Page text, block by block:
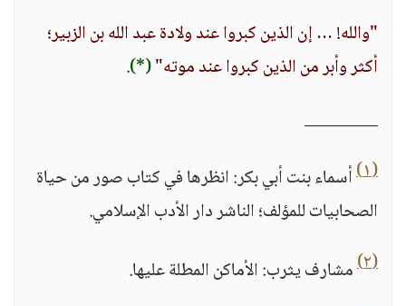
"والله! … إن الذين كبروا عند ولادة عبد الله بن الزبير؛
أكثر وأبر من الذين كبروا عند موته"(*)
.
_________
(١)
أسماء بنت أبي بكر: انظرها في كتاب صور من حياة
الصحابيات للمؤلف؛ الناشر دار الأدب الإسلامي.
(٢)
مشارف يثرب: الأماكن المطلة عليها.